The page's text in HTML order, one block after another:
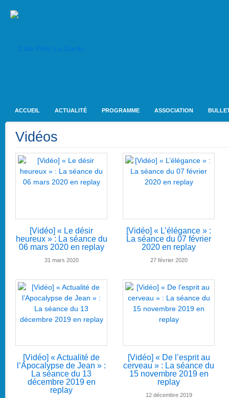
ACCUEIL ACTUALITÉ PROGRAMME ASSOCIATION
Vidéos
[Vidéo] « Le désir
heureux » : La séance du
06 mars 2020 en replay
31 mars 2020
[Vidéo] « L’élégance » :
La séance du 07 février
2020 en replay
27 février 2020
[Vidéo] « Actualité de
l’Apocalypse de Jean » :
La séance du 13
décembre 2019 en
replay
[Vidéo] « De l’esprit au
cerveau » : La séance du
15 novembre 2019 en
replay
12 décembre 2019